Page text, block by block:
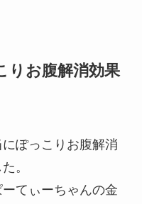
りお腹解消効果
ぽっこりお腹解消
。
てぃーちゃんの金